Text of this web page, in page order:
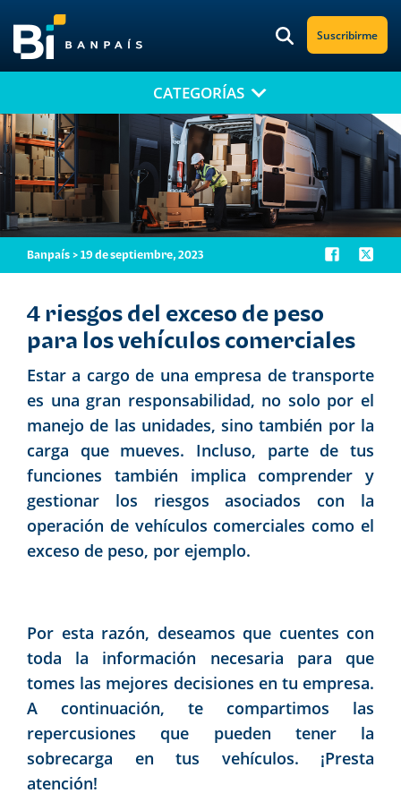
Suscribirme
¡No te pierdas nuestro nuevo contenido!
Suscríbete a nuestro blog y recibe mensualmente en tu correo
electrónico, las noticias más relevantes.
CATEGORÍAS
Banpaís > 19 de septiembre, 2023
4 riesgos del exceso de peso
para los vehículos comerciales
Estar a cargo de una empresa de transporte
es una gran responsabilidad, no solo por el
manejo de las unidades, sino también por la
carga que mueves. Incluso, parte de tus
funciones también implica comprender y
gestionar los riesgos asociados con la
operación de vehículos comerciales como el
exceso de peso, por ejemplo.
Por esta razón, deseamos que cuentes con
toda la información necesaria para que
tomes las mejores decisiones en tu empresa.
A continuación, te compartimos las
repercusiones que pueden tener la
sobrecarga en tus vehículos. ¡Presta
atención!